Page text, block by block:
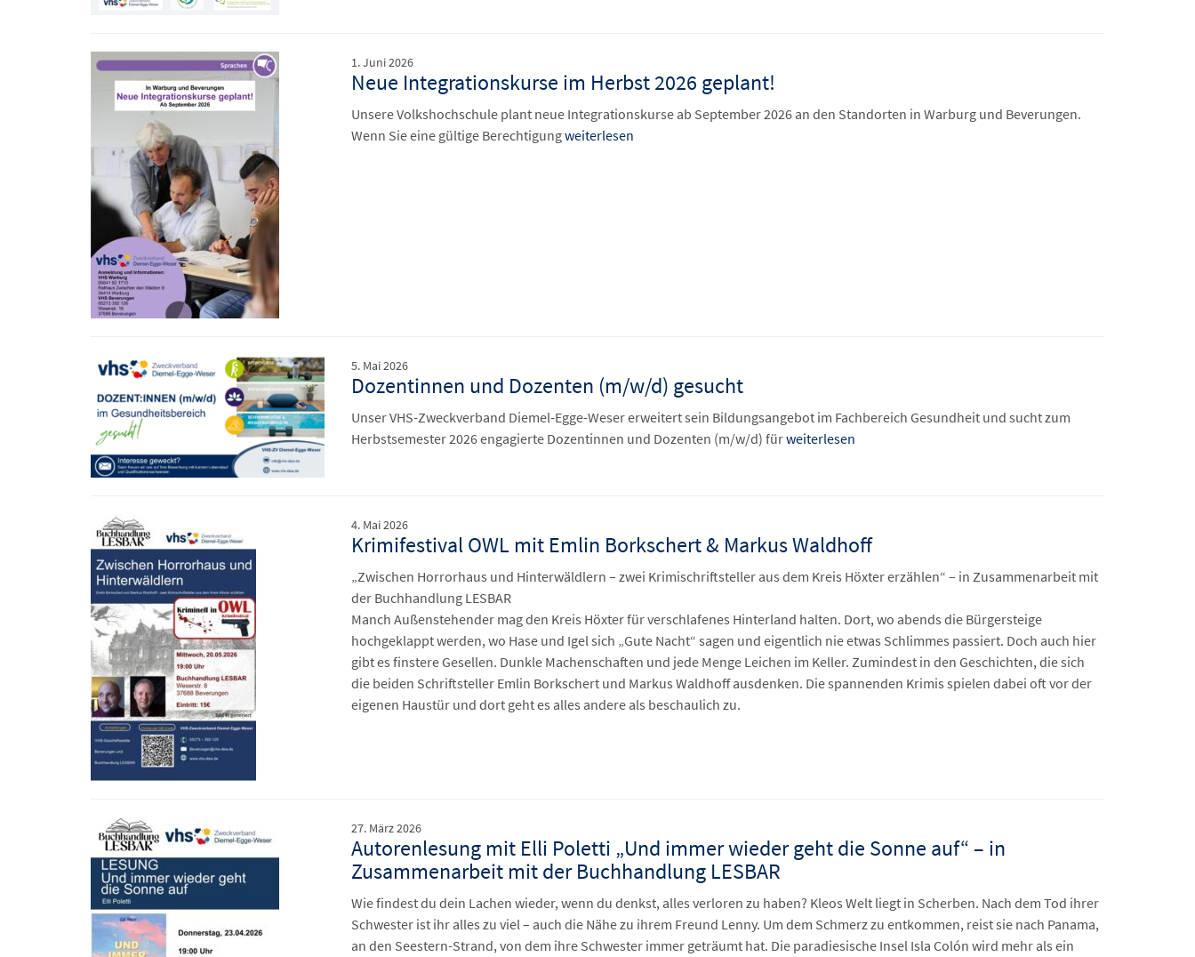
1. Juni 2026
Neue Integrationskurse im Herbst 2026 geplant!
Unsere Volkshochschule plant neue Integrationskurse ab September 2026 an den Standorten in Warburg und Beverungen.
Wenn Sie eine gültige Berechtigungweiterlesen
5. Mai 2026
Dozentinnen und Dozenten (m/w/d) gesucht
Unser VHS-Zweckverband Diemel-Egge-Weser erweitert sein Bildungsangebot im Fachbereich Gesundheit und sucht zum
Herbstsemester 2026 engagierte Dozentinnen und Dozenten (m/w/d) fürweiterlesen
4. Mai 2026
Krimifestival OWL mit Emlin Borkschert & Markus Waldhoff
„Zwischen Horrorhaus und Hinterwäldlern – zwei Krimischriftsteller aus dem Kreis Höxter erzählen“ – in Zusammenarbeit mit
der Buchhandlung LESBAR
Manch Außenstehender mag den Kreis Höxter für verschlafenes Hinterland halten. Dort, wo abends die Bürgersteige
hochgeklappt werden, wo Hase und Igel sich „Gute Nacht“ sagen und eigentlich nie etwas Schlimmes passiert. Doch auch hier
gibt es finstere Gesellen. Dunkle Machenschaften und jede Menge Leichen im Keller. Zumindest in den Geschichten, die sich
die beiden Schriftsteller Emlin Borkschert und Markus Waldhoff ausdenken. Die spannenden Krimis spielen dabei oft vor der
eigenen Haustür und dort geht es alles andere als beschaulich zu.
27. März 2026
Autorenlesung mit Elli Poletti „Und immer wieder geht die Sonne auf“ – in
Zusammenarbeit mit der Buchhandlung LESBAR
Wie findest du dein Lachen wieder, wenn du denkst, alles verloren zu haben? Kleos Welt liegt in Scherben. Nach dem Tod ihrer
Schwester ist ihr alles zu viel – auch die Nähe zu ihrem Freund Lenny. Um dem Schmerz zu entkommen, reist sie nach Panama,
an den Seestern-Strand, von dem ihre Schwester immer geträumt hat. Die paradiesische Insel Isla Colón wird mehr als ein